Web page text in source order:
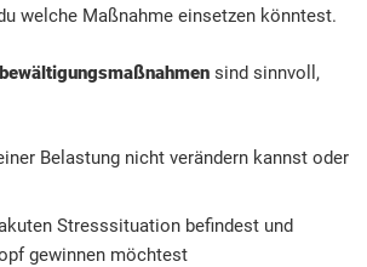
welche Maßnahme einsetzen könntest.
sind sinnvoll,
Belastung nicht verändern kannst oder
Stresssituation befindest und
gewinnen möchtest